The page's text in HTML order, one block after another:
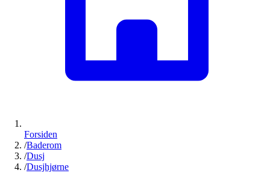
Forsiden
/Baderom
/Dusj
/Dusjhjørne